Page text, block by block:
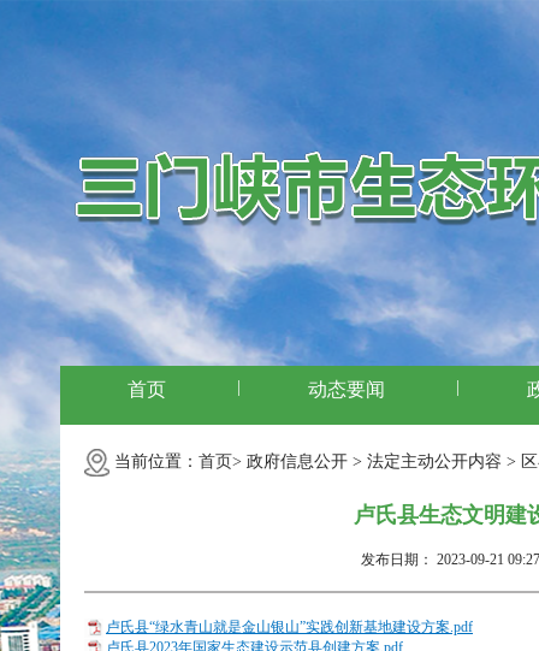
首页 动态要闻
当前位置： 首页> 政府信息公开 > 法定主动公开内容 >
卢氏县生态文明建
发布日期： 2023-09-21 09:27
卢氏县“绿水青山就是金山银山”实践创新基地建设方案.pdf
卢氏县2023年国家生态建设示范县创建方案.pdf